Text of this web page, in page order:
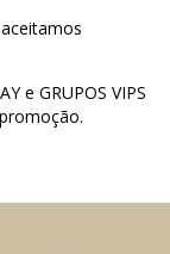
e GRUPOS VIPS